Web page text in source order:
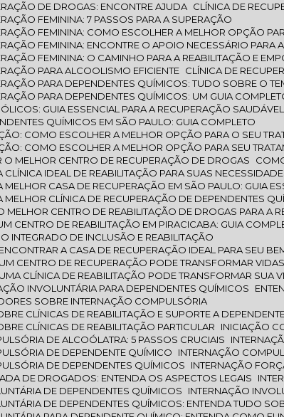
DE DROGAS: ENCONTRE AJUDA
CLÍNICA DE
FEMININA: 7 PASSOS PARA A SUPERAÇÃO
FEMININA: COMO ESCOLHER A MELHOR OPÇÃO
FEMININA: ENCONTRE O APOIO NECESSÁRIO
FEMININA: O CAMINHO PARA A REABILITAÇÃO E
PARA ALCOOLISMO EFICIENTE
CLÍNICA DE
PARA DEPENDENTES QUÍMICOS: TUDO SOBRE O
PARA DEPENDENTES QUÍMICOS: UM GUIA
GUIA ESSENCIAL PARA A RECUPERAÇÃO SAUDÁVEL
QUÍMICOS EM SÃO PAULO: GUIA COMPLETO
COMO ESCOLHER A MELHOR OPÇÃO PARA O SEU
COMO ESCOLHER A MELHOR OPÇÃO PARA SEU
O MELHOR CENTRO DE RECUPERAÇÃO DE DROGAS
CLÍNICA IDEAL DE REABILITAÇÃO PARA SUAS
MELHOR CASA DE RECUPERAÇÃO EM SÃO PAULO: GUIA
MELHOR CLÍNICA DE RECUPERAÇÃO DE DEPENDENTES
MELHOR CENTRO DE REABILITAÇÃO DE DROGAS PARA A
CENTRO DE REABILITAÇÃO EM PIRACICABA: GUIA
INTEGRADO DE INCLUSÃO E REABILITAÇÃO
A CASA DE RECUPERAÇÃO IDEAL PARA SEU
CENTRO DE RECUPERAÇÃO PODE TRANSFORMAR
CLÍNICA DE REABILITAÇÃO PODE TRANSFORMAR SUA
INVOLUNTÁRIA PARA DEPENDENTES QUÍMICOS
SOBRE INTERNAÇÃO COMPULSÓRIA
CLÍNICAS DE REABILITAÇÃO E SUPORTE A
CLÍNICAS DE REABILITAÇÃO PARTICULAR
INICIAÇÃO
DE ALCOÓLATRA: 5 PASSOS CRUCIAIS
DE DEPENDENTE QUÍMICO
INTERNAÇÃO
DE DEPENDENTES QUÍMICOS
INTERNAÇÃO
DE DROGADOS: ENTENDA OS ASPECTOS LEGAIS
DE DEPENDENTES QUÍMICOS
INTERNAÇÃO
DE DEPENDENTES QUÍMICOS: ENTENDA TUDO